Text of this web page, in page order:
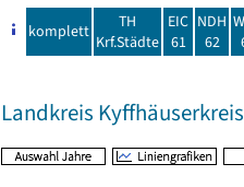
komplett
TH
Krf.Städte
EIC
61
NDH
62
Landkreis Kyffhäuserkreis